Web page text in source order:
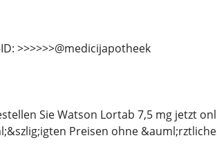
>>>>>>@medicijapotheek
Sie Watson Lortab 7,5 mg jetzt
Preisen ohne